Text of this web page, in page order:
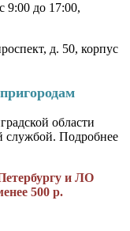
9:00 до 17:00,
д. 50, корпус
области
службой. Подробнее
и ЛО
500 р.